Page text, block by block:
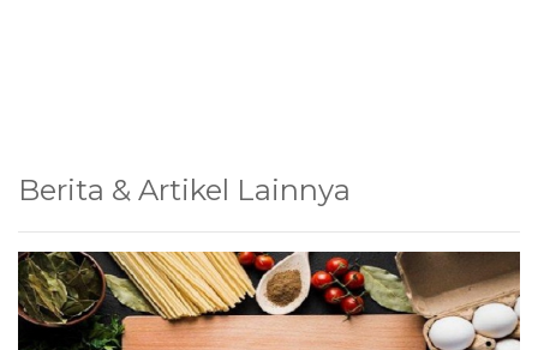
Berita & Artikel Lainnya